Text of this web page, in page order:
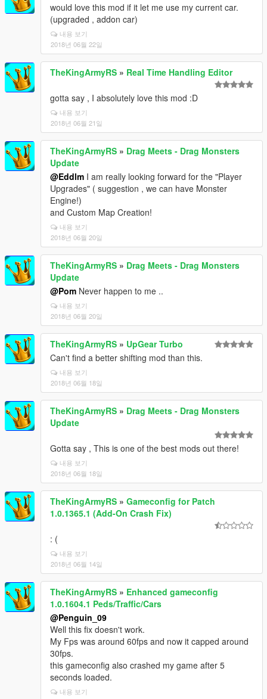
would love this mod if it let me use my current car.
(upgraded , addon car)
내용 보기
2018년 06월 22일
TheKingArmyRS » Real Time Handling Editor
gotta say , I absolutely love this mod :D
내용 보기
2018년 06월 21일
TheKingArmyRS » Drag Meets - Drag Monsters
Update
@Eddlm I am really looking forward for the "Player
Upgrades" ( suggestion , we can have Monster
Engine!)
and Custom Map Creation!
내용 보기
2018년 06월 20일
TheKingArmyRS » Drag Meets - Drag Monsters
Update
@Pom Never happen to me ..
내용 보기
2018년 06월 20일
TheKingArmyRS » UpGear Turbo
Can't find a better shifting mod than this.
내용 보기
2018년 06월 18일
TheKingArmyRS » Drag Meets - Drag Monsters
Update
Gotta say , This is one of the best mods out there!
내용 보기
2018년 06월 18일
TheKingArmyRS » Gameconfig for Patch
1.0.1365.1 (Add-On Crash Fix)
: (
내용 보기
2018년 06월 14일
TheKingArmyRS » Enhanced gameconfig
1.0.1604.1 Peds/Traffic/Cars
@Penguin_09
Well this fix doesn't work.
My Fps was around 60fps and now it capped around
30fps.
this gameconfig also crashed my game after 5
seconds loaded.
내용 보기